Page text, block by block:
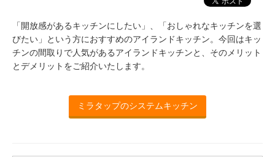
収納 インテリア・ 家具
パネル・壁材
名古屋ショールーム 京都ショールーム
福岡ショールーム 札幌スマート ショールー
ウェルビーみのお
BOX
初めての方へ
よくある質問 お問い合わせ
修理お問い合わせ
説明書・図面検索 水まわり3年保証
ミラタップと創る家
ASOLIE
工事会社紹介Coziコンシ
ェルジュ
「開放感があるキッチンにしたい」、「おしゃれなキッチンを選
びたい」という方におすすめのアイランドキッチン。今回はキッ
チンの間取りで人気があるアイランドキッチンと、そのメリット
とデメリットをご紹介いたします。
ミラタップのシステムキッチン